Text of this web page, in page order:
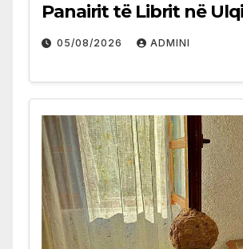
Panairit të Librit në
05/08/2026 ADMINI